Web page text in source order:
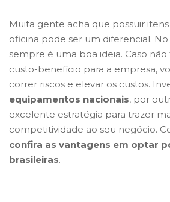
Muita gente acha que possuir
oficina pode ser um diferencial.
sempre é uma boa ideia. Caso
custo-benefício para a empresa,
correr riscos e elevar os custos.
equipamentos nacionais, por
excelente estratégia para trazer
competitividade ao seu negócio.
confira as vantagens em optar
brasileiras.